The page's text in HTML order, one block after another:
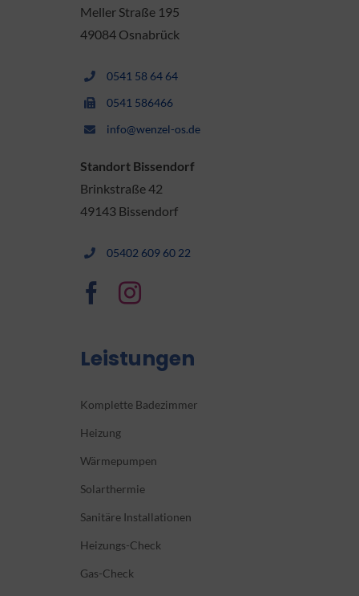
Meller Straße 195
49084 Osnabrück
0541 58 64 64
0541 586466
info@wenzel-os.de
Standort Bissendorf
Brinkstraße 42
49143 Bissendorf
05402 609 60 22
Leistungen
Komplette Badezimmer
Heizung
Wärmepumpen
Solarthermie
Sanitäre Installationen
Heizungs-Check
Gas-Check